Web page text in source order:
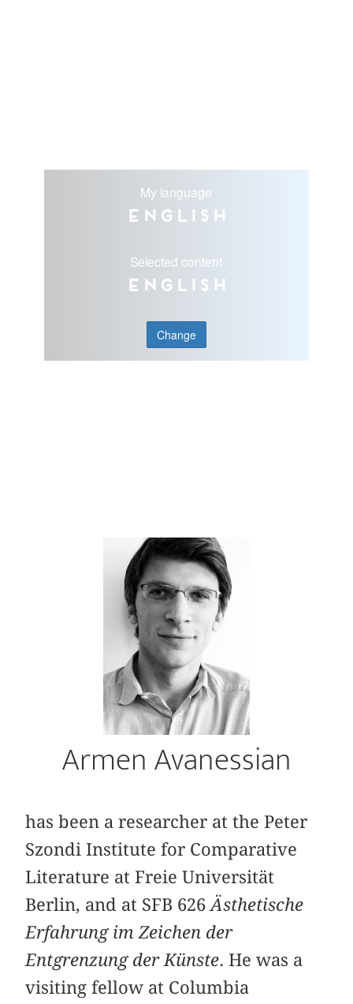
My language
English
Selected content
English
Change
Armen Avanessian
has been a researcher at the Peter
Szondi Institute for Comparative
Literature at Freie Universität
Berlin, and at SFB 626Ästhetische
Erfahrung im Zeichen der
Entgrenzung der Künste. He was a
visiting fellow at Columbia